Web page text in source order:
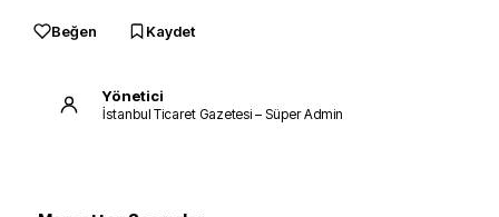
Beğen Kaydet
Yönetici
İstanbul Ticaret Gazetesi – Süper Admin